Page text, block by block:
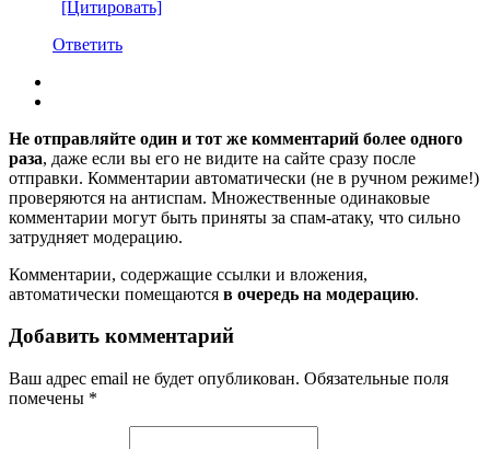
[Цитировать]
Ответить
Не отправляйте один и тот же комментарий более одного
раза, даже если вы его не видите на сайте сразу после
отправки. Комментарии автоматически (не в ручном режиме!)
проверяются на антиспам. Множественные одинаковые
комментарии могут быть приняты за спам-атаку, что сильно
затрудняет модерацию.
Комментарии, содержащие ссылки и вложения,
автоматически помещаются в очередь на модерацию.
Добавить комментарий
Ваш адрес email не будет опубликован. Обязательные поля
помечены *